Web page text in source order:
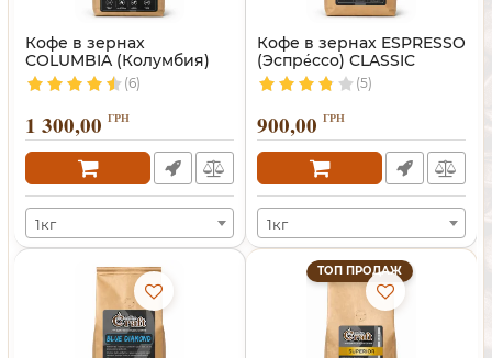
Кофе в зернах
COLUMBIA (Колумбия)
(6)
1 300,00 ГРН
1кг
Кофе в зернах ESPRESSO
(Эспре́ссо) CLASSIC
(5)
900,00 ГРН
1кг
ТОП ПРОДАЖ